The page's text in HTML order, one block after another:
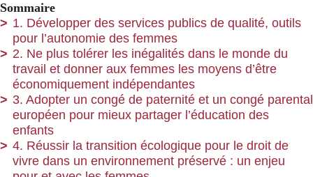
Sommaire
1. Développer des services publics de qualité, outils
pour l’autonomie des femmes
2. Ne plus tolérer les inégalités dans le monde du
travail et donner aux femmes les moyens d’être
économiquement indépendantes
3. Adopter un congé de paternité et un congé parental
européen pour mieux partager l’éducation des
enfants
4. Réussir la transition écologique pour le droit de
vivre dans un environnement préservé : un enjeu